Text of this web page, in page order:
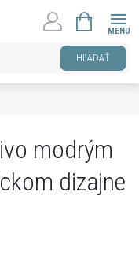
HĽADAŤ
KOŠÍK
modrým
dizajne